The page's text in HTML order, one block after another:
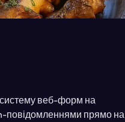
систему веб-форм на
повідомленнями прямо на